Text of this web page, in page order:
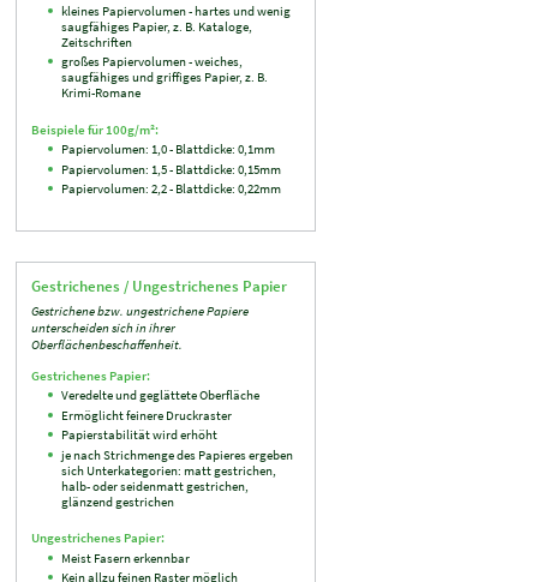
kleines Papiervolumen - hartes und wenig
saugfähiges Papier, z. B. Kataloge,
Zeitschriften
großes Papiervolumen - weiches,
saugfähiges und griffiges Papier, z. B.
Krimi-Romane
Beispiele für 100g/m²:
Papiervolumen: 1,0 - Blattdicke: 0,1mm
Papiervolumen: 1,5 - Blattdicke: 0,15mm
Papiervolumen: 2,2 - Blattdicke: 0,22mm
Gestrichenes / Ungestrichenes Papier
Gestrichene bzw. ungestrichene Papiere
unterscheiden sich in ihrer
Oberflächenbeschaffenheit.
Gestrichenes Papier:
Veredelte und geglättete Oberfläche
Ermöglicht feinere Druckraster
Papierstabilität wird erhöht
je nach Strichmenge des Papieres ergeben
sich Unterkategorien: matt gestrichen,
halb- oder seidenmatt gestrichen,
glänzend gestrichen
Ungestrichenes Papier:
Meist Fasern erkennbar
Kein allzu feinen Raster möglich